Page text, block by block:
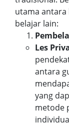
utama
belajar lain:
Les
antara
yang
metode